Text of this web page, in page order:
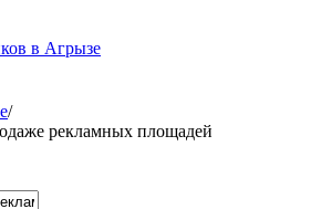
в Агрызе
/
рекламных площадей